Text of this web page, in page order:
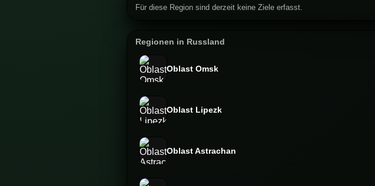
Für diese Region sind derzeit keine Ziele erfasst.
Regionen in Russland
Oblast Omsk
Oblast Lipezk
Oblast Astrachan